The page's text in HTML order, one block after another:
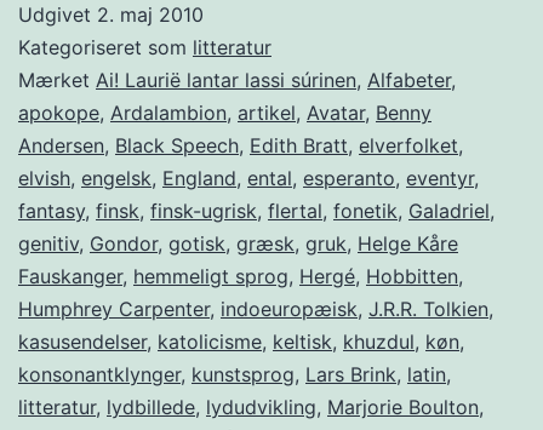
Udgivet 2. maj 2010
Kategoriseret som litteratur
Mærket Ai! Laurië lantar lassi súrinen, Alfabeter,
apokope, Ardalambion, artikel, Avatar, Benny
Andersen, Black Speech, Edith Bratt, elverfolket,
elvish, engelsk, England, ental, esperanto, eventyr,
fantasy, finsk, finsk-ugrisk, flertal, fonetik, Galadriel,
genitiv, Gondor, gotisk, græsk, gruk, Helge Kåre
Fauskanger, hemmeligt sprog, Hergé, Hobbitten,
Humphrey Carpenter, indoeuropæisk, J.R.R. Tolkien,
kasusendelser, katolicisme, keltisk, khuzdul, køn,
konsonantklynger, kunstsprog, Lars Brink, latin,
litteratur, lydbillede, lydudvikling, Marjorie Boulton,